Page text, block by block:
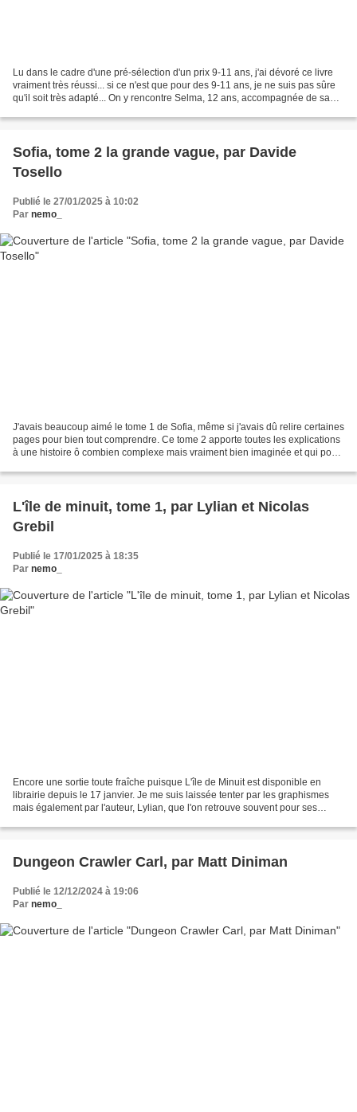
Lu dans le cadre d'une pré-sélection d'un prix 9-11 ans, j'ai dévoré ce livre
vraiment très réussi... si ce n'est que pour des 9-11 ans, je ne suis pas sûre
qu'il soit très adapté... On y rencontre Selma, 12 ans, accompagnée de sa
Sofia, tome 2 la grande vague, par Davide
Tosello
Publié le 27/01/2025 à 10:02
Par nemo_
J'avais beaucoup aimé le tome 1 de Sofia, même si j'avais dû relire certaines
pages pour bien tout comprendre. Ce tome 2 apporte toutes les explications
à une histoire ô combien complexe mais vraiment bien imaginée et qui pose
L'île de minuit, tome 1, par Lylian et Nicolas
Grebil
Publié le 17/01/2025 à 18:35
Par nemo_
Encore une sortie toute fraîche puisque L'île de Minuit est disponible en
librairie depuis le 17 janvier. Je me suis laissée tenter par les graphismes
mais également par l'auteur, Lylian, que l'on retrouve souvent pour ses
Dungeon Crawler Carl, par Matt Diniman
Publié le 12/12/2024 à 19:06
Par nemo_